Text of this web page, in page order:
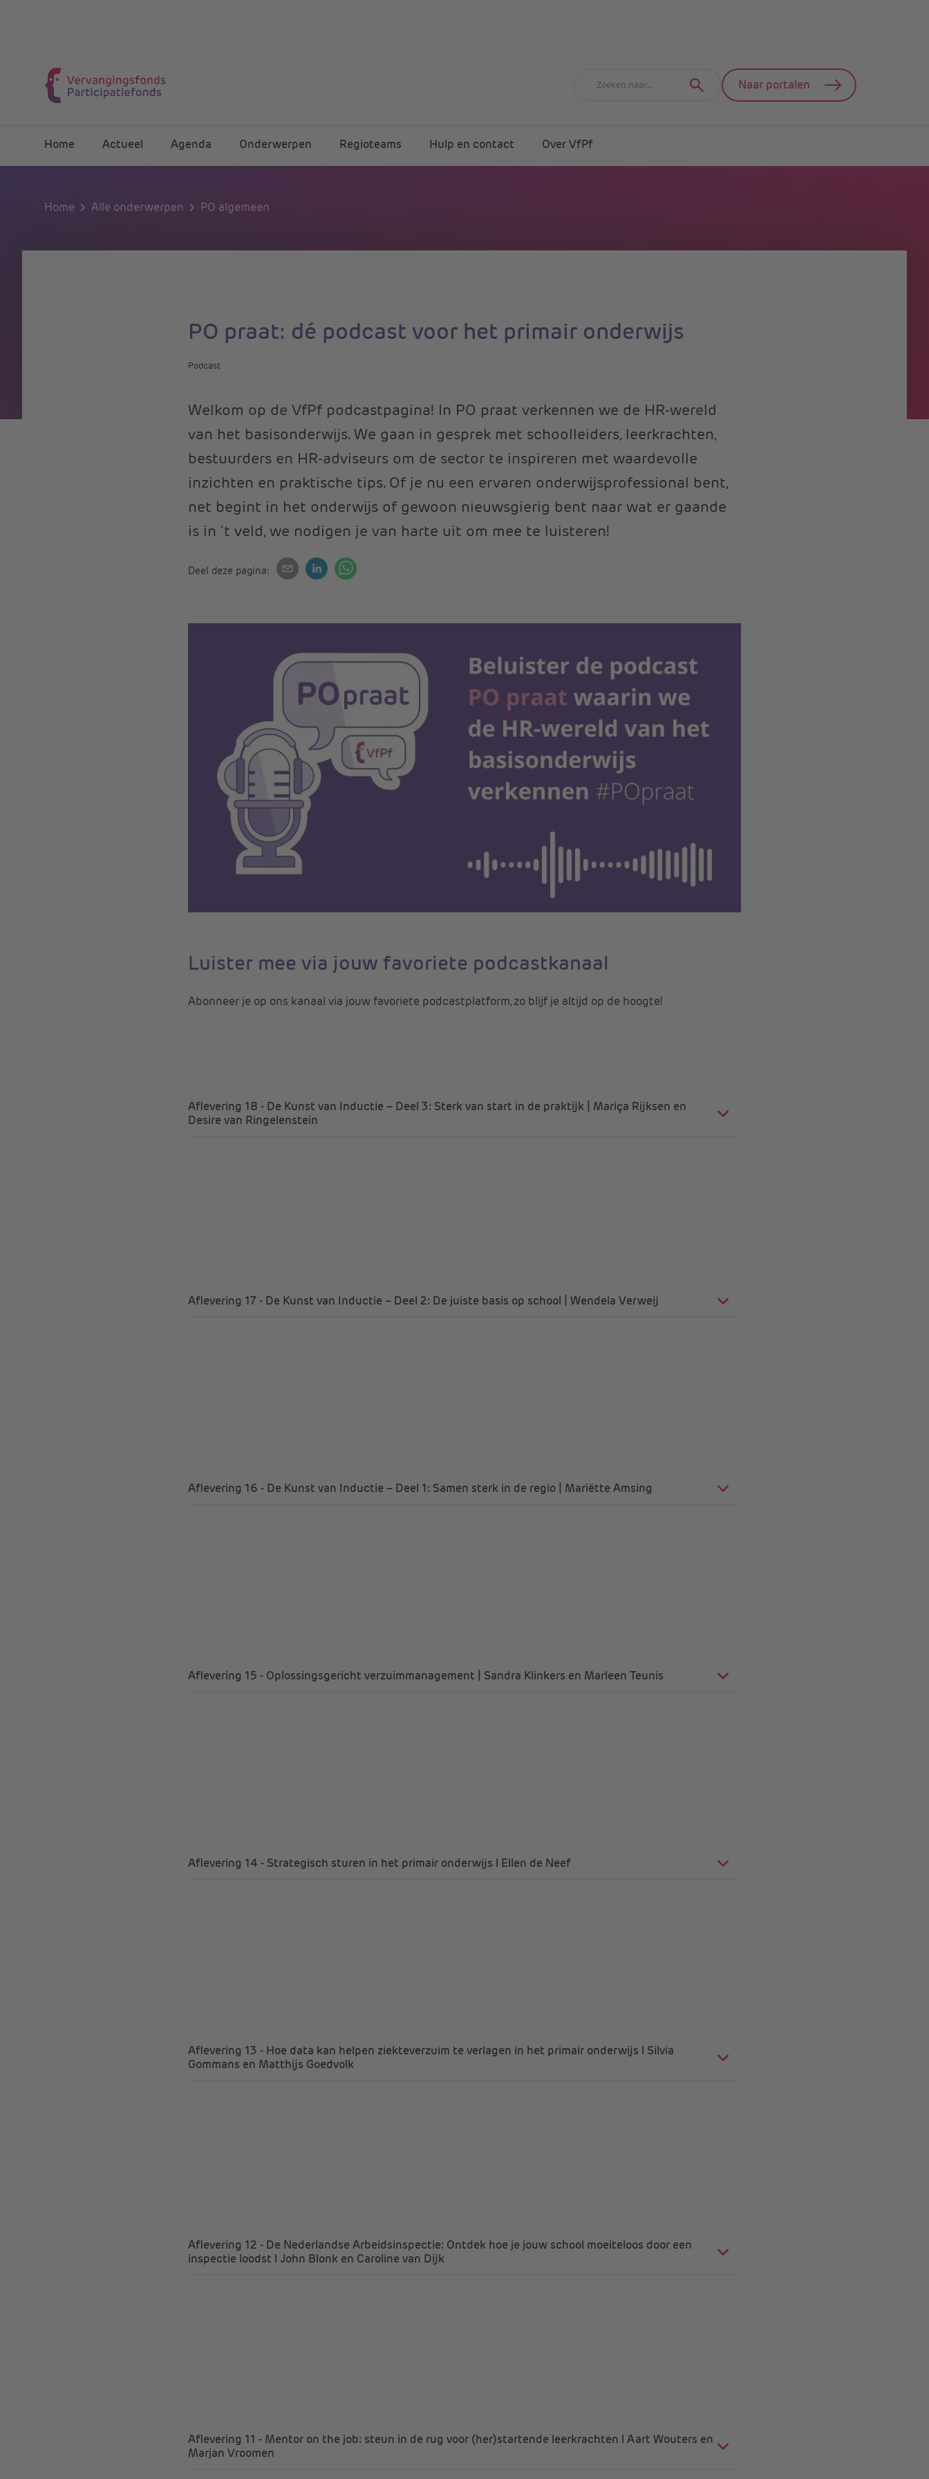
Home Actueel Agenda Onderwerpen Regioteams Hulp en contact Over VfPf
Naar portalen
Home Alle onderwerpen PO algemeen
PO praat: dé podcast voor het primair onderwijs
Podcast
Welkom op de VfPf podcastpagina! In PO praat verkennen we de HR-wereld
van het basisonderwijs. We gaan in gesprek met schoolleiders, leerkrachten,
bestuurders en HR-adviseurs om de sector te inspireren met waardevolle
inzichten en praktische tips. Of je nu een ervaren onderwijsprofessional bent,
net begint in het onderwijs of gewoon nieuwsgierig bent naar wat er gaande
is in 't veld, we nodigen je van harte uit om mee te luisteren!
Deel deze pagina:
Luister mee via jouw favoriete podcastkanaal
Abonneer je op ons kanaal via jouw favoriete podcastplatform, zo blijf je altijd op de hoogte!
Aflevering 18 - De Kunst van Inductie – Deel 3: Sterk van start in de praktijk | Mariça Rijksen en
Desire van Ringelenstein
Aflevering 17 - De Kunst van Inductie – Deel 2: De juiste basis op school | Wendela Verweij
Aflevering 16 - De Kunst van Inductie – Deel 1: Samen sterk in de regio | Mariëtte Amsing
Aflevering 15 - Oplossingsgericht verzuimmanagement | Sandra Klinkers en Marleen Teunis
Aflevering 14 - Strategisch sturen in het primair onderwijs l Ellen de Neef
Aflevering 13 - Hoe data kan helpen ziekteverzuim te verlagen in het primair onderwijs l Silvia
Gommans en Matthijs Goedvolk
Aflevering 12 - De Nederlandse Arbeidsinspectie: Ontdek hoe je jouw school moeiteloos door een
inspectie loodst l John Blonk en Caroline van Dijk
Aflevering 11 - Mentor on the job: steun in de rug voor (her)startende leerkrachten l Aart Wouters en
Marjan Vroomen